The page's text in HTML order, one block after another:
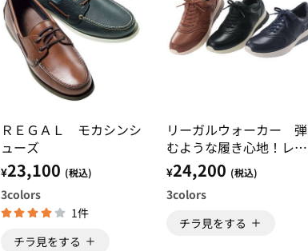
ＲＥＧＡＬ モカシンシ
ューズ
¥23,100 (税込)
3colors
1件
チラ見をする
リーガルウォーカー 弾
むような履き心地！レザ
ーウォーキングシューズ
¥24,200 (税込)
3colors
チラ見をする